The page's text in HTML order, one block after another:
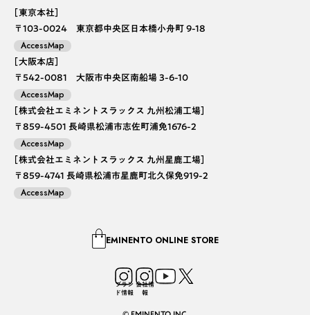
［東京本社］
〒103-0024 東京都中央区日本橋小舟町 9-18
AccessMap
［大阪本店］
〒542-0081 大阪市中央区南船場 3-6-10
AccessMap
［株式会社エミネントスラックス 九州松浦工場］
〒859-4501 長崎県松浦市志佐町浦免1676-2
AccessMap
［株式会社エミネントスラックス 九州星鹿工場］
〒859-4741 長崎県松浦市星鹿町北久保免919-2
AccessMap
EMINENTO ONLINE STORE
ブラン
ド情報
会社情
報